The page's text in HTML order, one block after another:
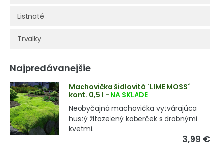
Listnaté
Trvalky
Najpredávanejšie
Machovička šidlovitá ´LIME MOSS´
kont. 0,5 l - NA SKLADE
Neobyčajná machovička vytvárajúca
hustý žltozelený koberček s drobnými
kvetmi.
3,99 €